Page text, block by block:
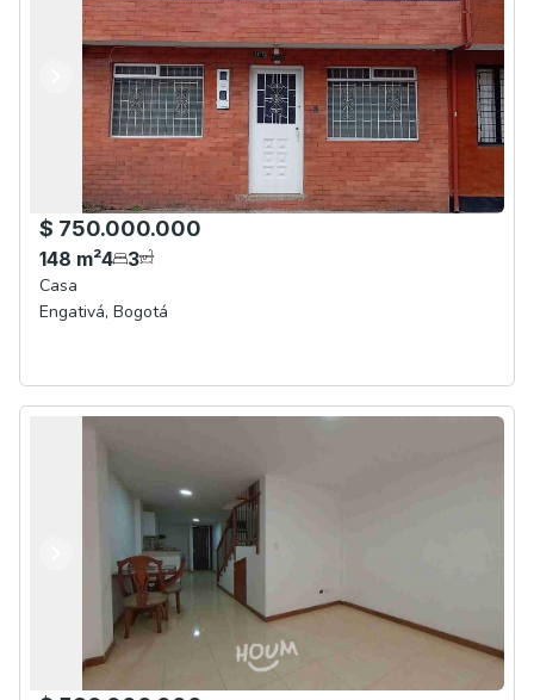
Anterior
Siguiente
$ 750.000.000
148 m²4 3
Casa
Engativá, Bogotá
Anterior
Siguiente